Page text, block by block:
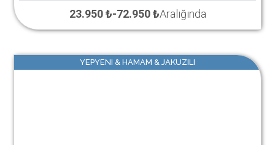
23.950 ₺-72.950 ₺Aralığında
YEPYENI & HAMAM & JAKUZILI